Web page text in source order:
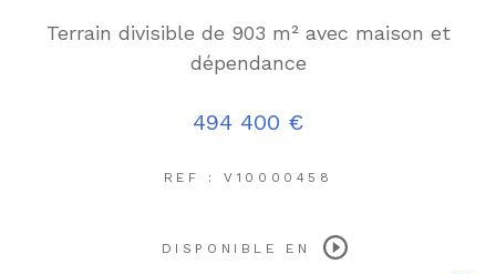
Terrain divisible de 903 m² avec maison et
dépendance
494 400 €
REF : V10000458
DISPONIBLE EN